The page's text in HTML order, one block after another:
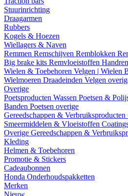
Stuurinrichting
Draagarmen
Rubbers
Kogels & Hoezen
Wiellagers & Naven
Remmen Remschijven Remblokken
Big brake kits Remvloeistoffen
Wielen & Toebehoren Velgen | Wielen
Wielmoeren Draadeinden Velgen
Overige
Poetsproducten Wassen Poetsen &
Banden Poetsen overige
Gereedschappen & Verbruiksproducten
Smeermiddelen & Vloeistoffen
Overige Gereedschappen &
Kleding
Helmen & Toebehoren
Promotie & Stickers
Cadeaubonnen
Honda Onderhoudspakketten
Merken
Nieuw